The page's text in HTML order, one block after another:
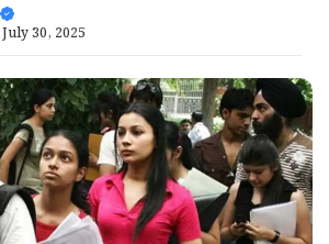
July 30, 2025